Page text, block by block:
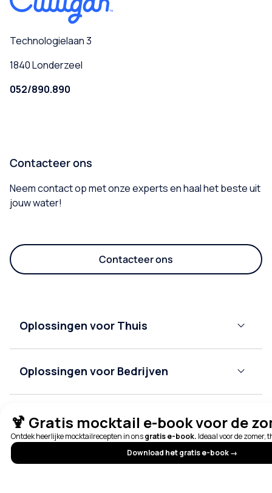
Technologielaan 3
1840 Londerzeel
052/890.890
Contacteer ons
Neem contact op met onze experts en haal het beste uit
jouw water!
Contacteer ons
Oplossingen voor Thuis
Waterontharders
Waterfiltersystemen
Oplossingen voor Bedrijven
Waterkoelers
Multifunctionele
kranen
Flessenkoelers
Sectoren
Kantoren